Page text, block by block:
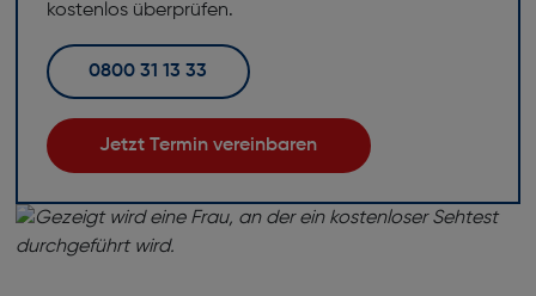
kostenlos überprüfen.
0800 31 13 33
Jetzt Termin vereinbaren